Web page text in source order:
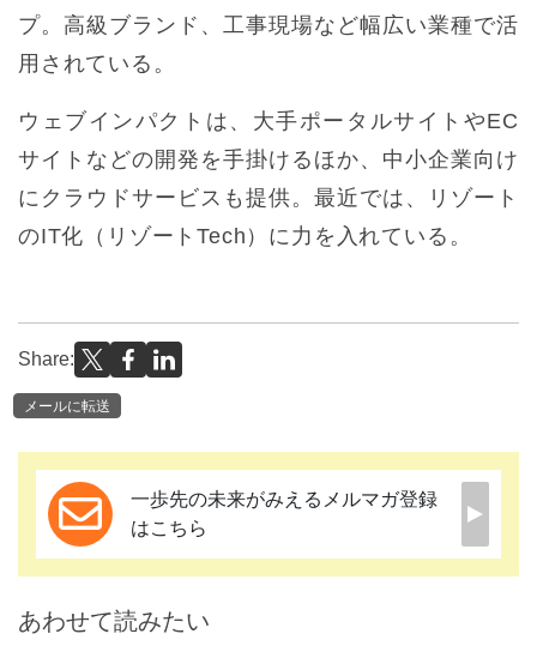
プ。高級ブランド、工事現場など幅広い業種で活
用されている。
ウェブインパクトは、大手ポータルサイトやEC
サイトなどの開発を手掛けるほか、中小企業向け
にクラウドサービスも提供。最近では、リゾート
のIT化（リゾートTech）に力を入れている。
Share:
メールに転送
一歩先の未来がみえるメルマガ登録
はこちら
あわせて読みたい